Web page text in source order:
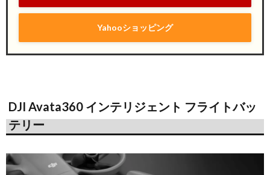
Yahooショッピング
DJI Avata360 インテリジェント フライトバッ
テリー